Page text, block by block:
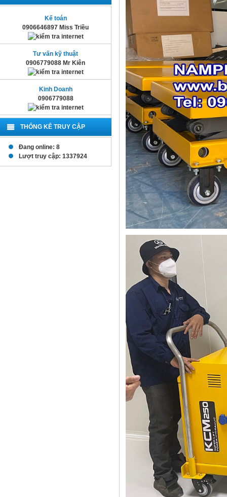
Kế toán
0906646897 Miss Triều
Tư vấn kỹ thuật
0906779088 Mr Kiên
Kinh Doanh
0906779088
THỐNG KÊ TRUY CẬP
Đang online: 8
Lượt truy cập: 1337924